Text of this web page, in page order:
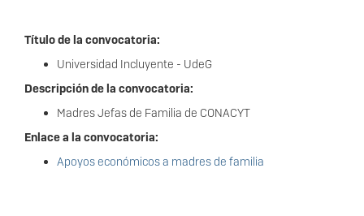
Título de la convocatoria:
Universidad Incluyente - UdeG
Descripción de la convocatoria:
Madres Jefas de Familia de CONACYT
Enlace a la convocatoria:
Apoyos económicos a madres de familia